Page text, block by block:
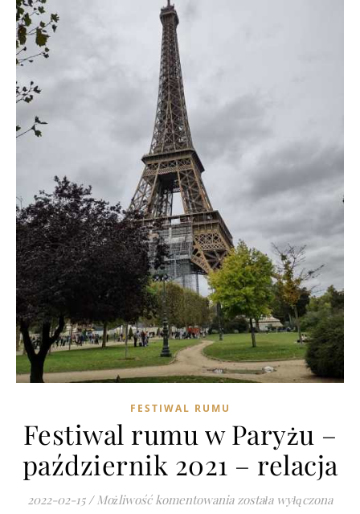
FESTIWAL RUMU
Festiwal rumu w Paryżu –
październik 2021 – relacja
2022-02-15 / Możliwość komentowania Festiwal rumu w
została wyłączona